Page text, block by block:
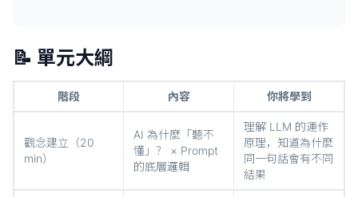
📝 單元大綱
階段 內容 你將學到
觀念建立（20
min）
AI 為什麼「聽不
懂」？ × Prompt
的底層邏輯
理解 LLM 的運作
原理，知道為什麼
同一句話會有不同
結果